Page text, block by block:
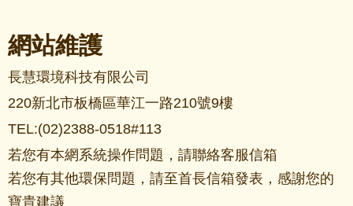
網站維護
長慧環境科技有限公司
220新北市板橋區華江一路210號9樓
TEL:(02)2388-0518#113
若您有本網系統操作問題，請聯絡客服信箱
若您有其他環保問題，請至首長信箱發表，感謝您的
寶貴建議